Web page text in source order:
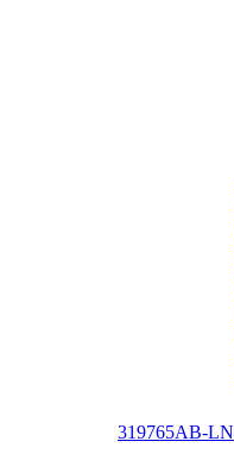
319765AB-LN